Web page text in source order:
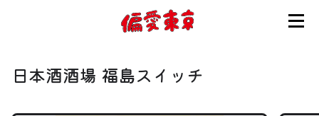
使い方
日本酒酒場 福島スイッチ